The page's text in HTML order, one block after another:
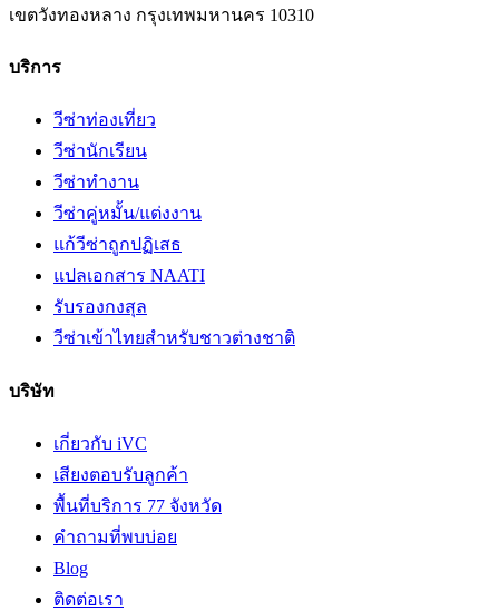
เขตวังทองหลาง กรุงเทพมหานคร 10310
บริการ
วีซ่าท่องเที่ยว
วีซ่านักเรียน
วีซ่าทำงาน
วีซ่าคู่หมั้น/แต่งงาน
แก้วีซ่าถูกปฏิเสธ
แปลเอกสาร NAATI
รับรองกงสุล
วีซ่าเข้าไทยสำหรับชาวต่างชาติ
บริษัท
เกี่ยวกับ iVC
เสียงตอบรับลูกค้า
พื้นที่บริการ 77 จังหวัด
คำถามที่พบบ่อย
Blog
ติดต่อเรา